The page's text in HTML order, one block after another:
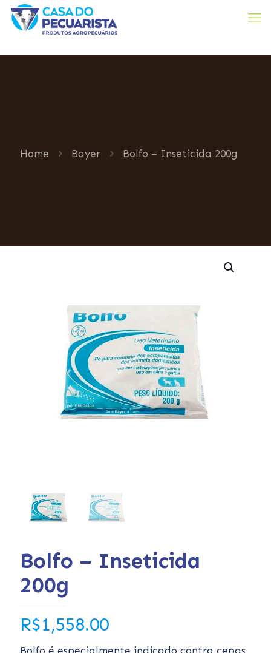
Home Bayer Bolfo – Inseticida 200g
Bolfo – Inseticida
200g
R$1,558.00
Bolfo é especialmente indicado contra cepas